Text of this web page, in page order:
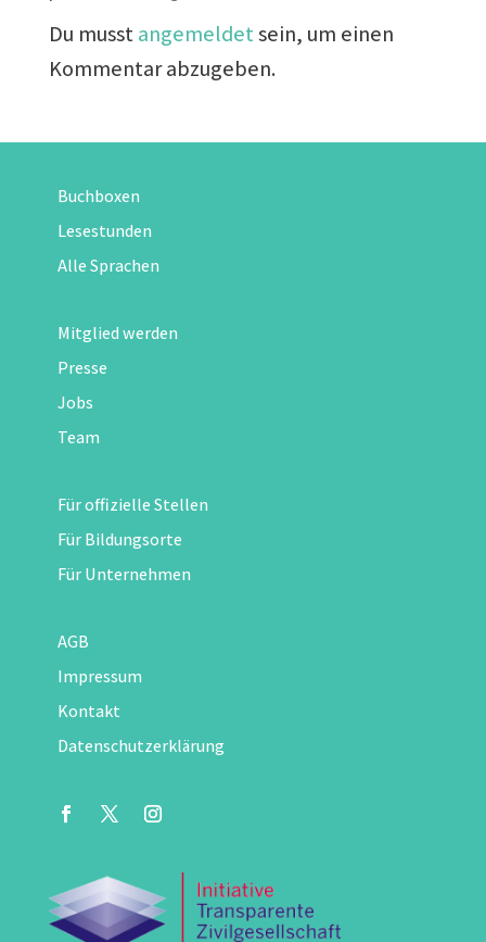
Du musstangemeldetsein, um einen
Kommentar abzugeben.
Buchboxen
Lesestunden
Alle Sprachen
Mitglied werden
Presse
Jobs
Team
Für offizielle Stellen
Für Bildungsorte
Für Unternehmen
AGB
Impressum
Kontakt
Datenschutzerklärung